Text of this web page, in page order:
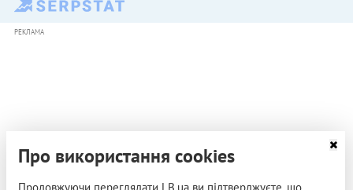
РЕКЛАМА
Про використання cookies